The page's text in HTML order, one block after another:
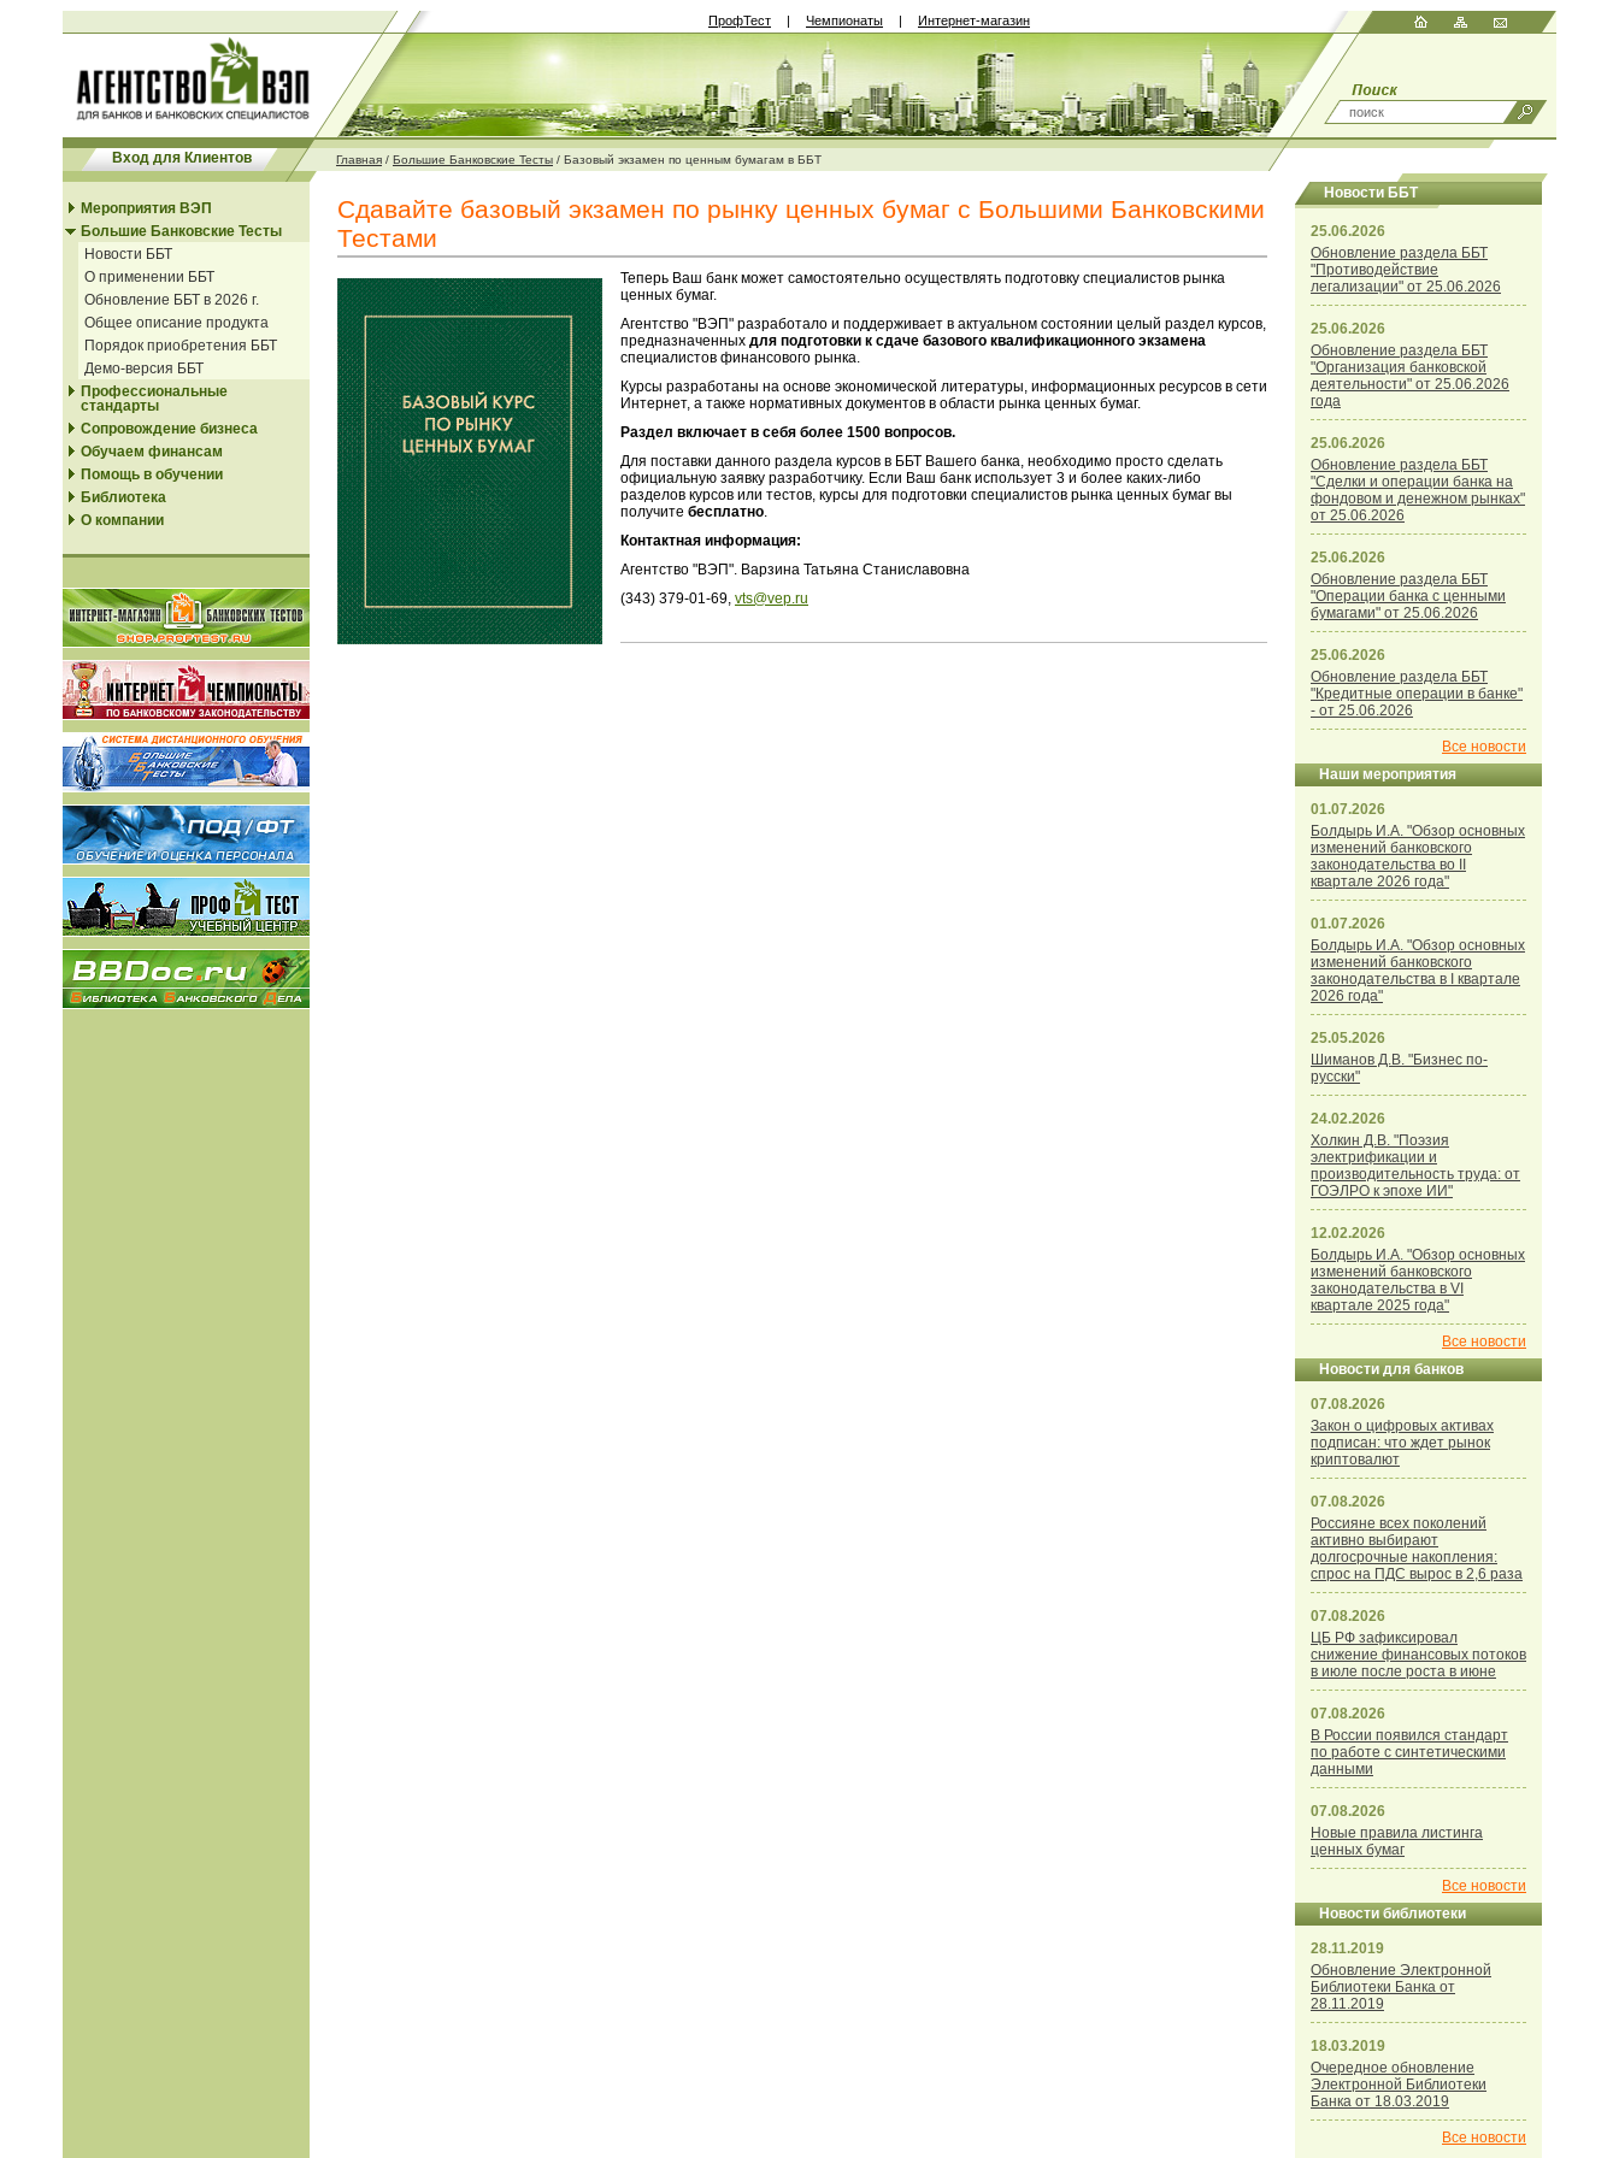
ПрофТест | Чемпионаты | Интернет-магазин
Вход для Клиентов Главная / Большие Банковские Тесты / Базовый экзамен по ценным бумагам в ББТ
Мероприятия ВЭП
Большие Банковские Тесты
Новости ББТ
О применении ББТ
Обновление ББТ в 2026 г.
Общее описание продукта
Порядок приобретения ББТ
Демо-версия ББТ
Профессиональные
стандарты
Сопровождение бизнеса
Обучаем финансам
Помощь в обучении
Библиотека
О компании
Сдавайте базовый экзамен по рынку ценных бумаг с Большими Банковскими
Тестами
Теперь Ваш банк может самостоятельно осуществлять подготовку специалистов рынка
ценных бумаг.
Агентство "ВЭП" разработало и поддерживает в актуальном состоянии целый раздел курсов,
предназначенных для подготовки к сдаче базового квалификационного экзамена
специалистов финансового рынка.
Курсы разработаны на основе экономической литературы, информационных ресурсов в сети
Интернет, а также нормативных документов в области рынка ценных бумаг.
Раздел включает в себя более 1500 вопросов.
Для поставки данного раздела курсов в ББТ Вашего банка, необходимо просто сделать
официальную заявку разработчику. Если Ваш банк использует 3 и более каких-либо
разделов курсов или тестов, курсы для подготовки специалистов рынка ценных бумаг вы
получите бесплатно.
Контактная информация:
Агентство "ВЭП". Варзина Татьяна Станиславовна
(343) 379-01-69, vts@vep.ru
Новости ББТ
25.06.2026
Обновление раздела ББТ
"Противодействие
легализации" от 25.06.2026
25.06.2026
Обновление раздела ББТ
"Организация банковской
деятельности" от 25.06.2026
года
25.06.2026
Обновление раздела ББТ
"Сделки и операции банка на
фондовом и денежном рынках"
от 25.06.2026
25.06.2026
Обновление раздела ББТ
"Операции банка с ценными
бумагами" от 25.06.2026
25.06.2026
Обновление раздела ББТ
"Кредитные операции в банке"
- от 25.06.2026
Все новости
Наши мероприятия
01.07.2026
Болдырь И.А. "Обзор основных
изменений банковского
законодательства во II
квартале 2026 года"
01.07.2026
Болдырь И.А. "Обзор основных
изменений банковского
законодательства в I квартале
2026 года"
25.05.2026
Шиманов Д.В. "Бизнес по-
русски"
24.02.2026
Холкин Д.В. "Поэзия
электрификации и
производительность труда: от
ГОЭЛРО к эпохе ИИ"
12.02.2026
Болдырь И.А. "Обзор основных
изменений банковского
законодательства в VI
квартале 2025 года"
Все новости
Новости для банков
07.08.2026
Закон о цифровых активах
подписан: что ждет рынок
криптовалют
07.08.2026
Россияне всех поколений
активно выбирают
долгосрочные накопления:
спрос на ПДС вырос в 2,6 раза
07.08.2026
ЦБ РФ зафиксировал
снижение финансовых потоков
в июле после роста в июне
07.08.2026
В России появился стандарт
по работе с синтетическими
данными
07.08.2026
Новые правила листинга
ценных бумаг
Все новости
Новости библиотеки
28.11.2019
Обновление Электронной
Библиотеки Банка от
28.11.2019
18.03.2019
Очередное обновление
Электронной Библиотеки
Банка от 18.03.2019
Все новости